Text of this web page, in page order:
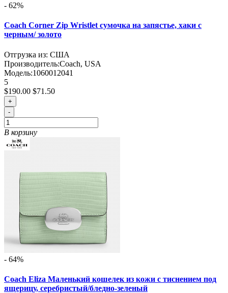
- 62%
Coach Corner Zip Wristlet сумочка на запястье, хаки с
черным/ золото
Отгрузка из: США
Производитель:Coach, USA
Модель:1060012041
5
$190.00 $71.50
+
-
В корзину
- 64%
Coach Eliza Маленький кошелек из кожи с тиснением под
ящерицу, серебристый/бледно-зеленый